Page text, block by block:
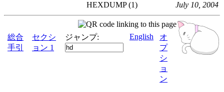
HEXDUMP (1) July 10, 2004
総合
手引
セクシ
ョン 1
ジャンプ: English
オ
プ
シ
ョ
ン